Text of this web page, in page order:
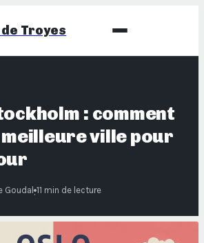
Troyes
: comment
ville pour
Goudal ·11 min de lecture